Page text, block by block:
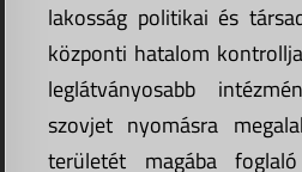
lakosság politikai és
központi hatalom
leglátványosabb
szovjet nyomásra
területét magába